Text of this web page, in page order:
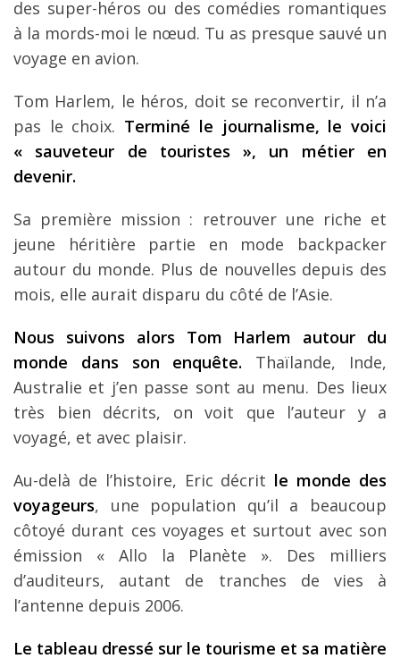
des super-héros ou des comédies romantiques
à la mords-moi le nœud. Tu as presque sauvé un
voyage en avion.
Tom Harlem, le héros, doit se reconvertir, il n’a
pas le choix. Terminé le journalisme, le voici
« sauveteur de touristes », un métier en
devenir.
Sa première mission : retrouver une riche et
jeune héritière partie en mode backpacker
autour du monde. Plus de nouvelles depuis des
mois, elle aurait disparu du côté de l’Asie.
Nous suivons alors Tom Harlem autour du
monde dans son enquête. Thaïlande, Inde,
Australie et j’en passe sont au menu. Des lieux
très bien décrits, on voit que l’auteur y a
voyagé, et avec plaisir.
Au-delà de l’histoire, Eric décrit le monde des
voyageurs, une population qu’il a beaucoup
côtoyé durant ces voyages et surtout avec son
émission « Allo la Planète ». Des milliers
d’auditeurs, autant de tranches de vies à
l’antenne depuis 2006.
Le tableau dressé sur le tourisme et sa matière